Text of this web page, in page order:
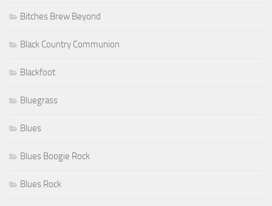
Bitches Brew Beyond
Black Country Communion
Blackfoot
Bluegrass
Blues
Blues Boogie Rock
Blues Rock